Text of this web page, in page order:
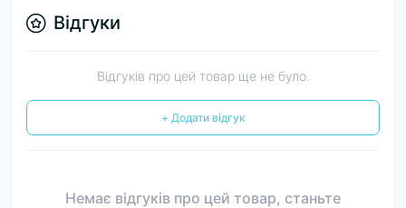
Відгуки
Відгуків про цей товар ще не було.
+ Додати відгук
Немає відгуків про цей товар, станьте